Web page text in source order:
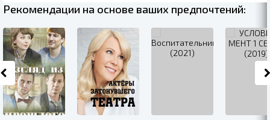
Рекомендации на основе ваших предпочтений: